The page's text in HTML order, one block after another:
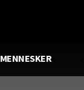
MENNESKER